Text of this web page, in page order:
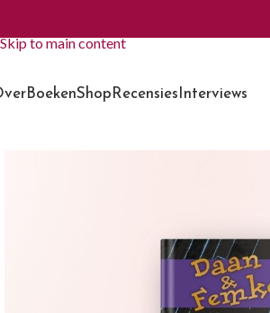
Skip to main content
BoekenShop Recensies Interviews